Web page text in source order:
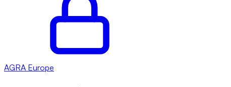
AGRA Europe